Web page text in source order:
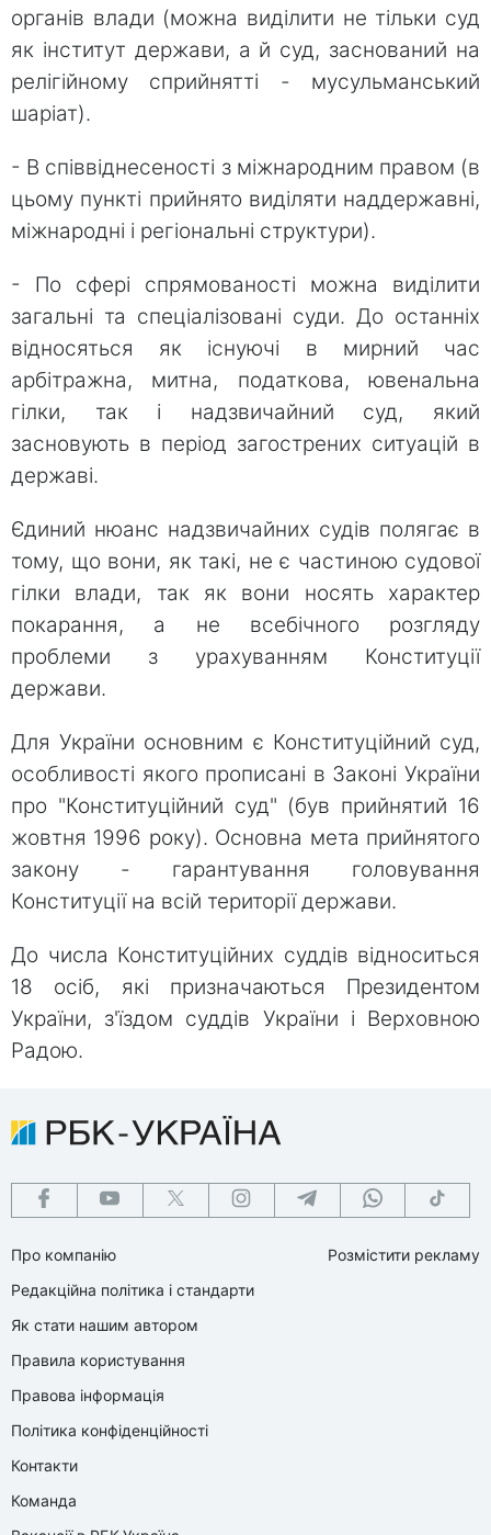
органів влади (можна виділити не тільки суд
як інститут держави, а й суд, заснований на
релігійному сприйнятті - мусульманський
шаріат).
- В співвіднесеності з міжнародним правом (в
цьому пункті прийнято виділяти наддержавні,
міжнародні і регіональні структури).
- По сфері спрямованості можна виділити
загальні та спеціалізовані суди. До останніх
відносяться як існуючі в мирний час
арбітражна, митна, податкова, ювенальна
гілки, так і надзвичайний суд, який
засновують в період загострених ситуацій в
державі.
Єдиний нюанс надзвичайних судів полягає в
тому, що вони, як такі, не є частиною судової
гілки влади, так як вони носять характер
покарання, а не всебічного розгляду
проблеми з урахуванням Конституції
держави.
Для України основним є Конституційний суд,
особливості якого прописані в Законі України
про "Конституційний суд" (був прийнятий 16
жовтня 1996 року). Основна мета прийнятого
закону - гарантування головування
Конституції на всій території держави.
До числа Конституційних суддів відноситься
18 осіб, які призначаються Президентом
України, з'їздом суддів України і Верховною
Радою.
Про компанію
Редакційна політика і стандарти
Як стати нашим автором
Правила користування
Правова інформація
Політика конфіденційності
Контакти
Команда
Розмістити рекламу